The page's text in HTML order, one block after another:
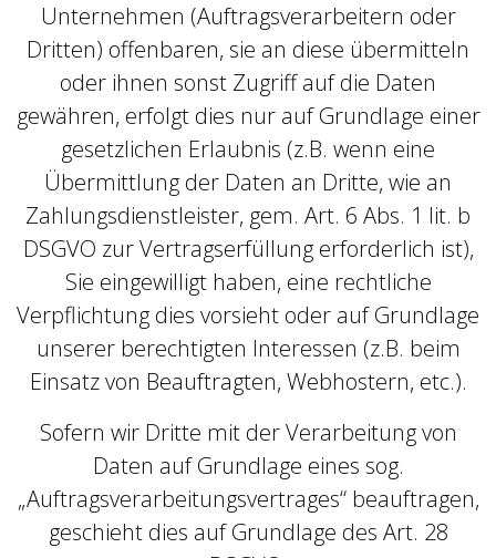
Unternehmen (Auftragsverarbeitern oder
Dritten) offenbaren, sie an diese übermitteln
oder ihnen sonst Zugriff auf die Daten
gewähren, erfolgt dies nur auf Grundlage einer
gesetzlichen Erlaubnis (z.B. wenn eine
Übermittlung der Daten an Dritte, wie an
Zahlungsdienstleister, gem. Art. 6 Abs. 1 lit. b
DSGVO zur Vertragserfüllung erforderlich ist),
Sie eingewilligt haben, eine rechtliche
Verpflichtung dies vorsieht oder auf Grundlage
unserer berechtigten Interessen (z.B. beim
Einsatz von Beauftragten, Webhostern, etc.).
Sofern wir Dritte mit der Verarbeitung von
Daten auf Grundlage eines sog.
„Auftragsverarbeitungsvertrages“ beauftragen,
geschieht dies auf Grundlage des Art. 28